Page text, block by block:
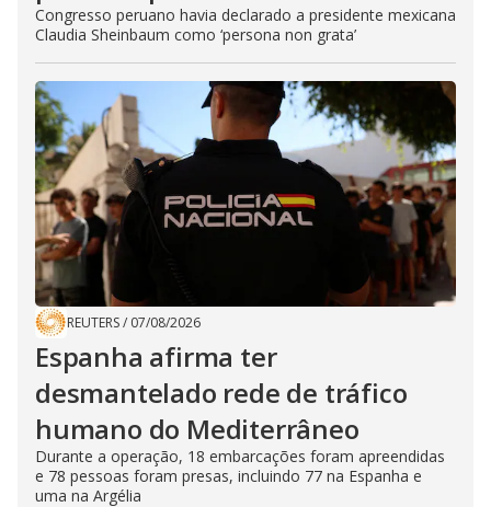
Congresso peruano havia declarado a presidente mexicana
Claudia Sheinbaum como ‘persona non grata’
REUTERS/ 07/08/2026
Espanha afirma ter
desmantelado rede de tráfico
humano do Mediterrâneo
Durante a operação, 18 embarcações foram apreendidas
e 78 pessoas foram presas, incluindo 77 na Espanha e
uma na Argélia